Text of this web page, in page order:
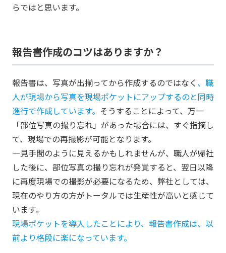
らではと思います。
報告書作成のコツはありますか？
報告書は、写真が出揃ってから作成するのではなく 、職
人が現場から写真を現場ポケットにアップするのと同時
進行で作成しています。 そうすることによって、万一
「部位写真の撮り忘れ」があった場合には、すぐ指摘し
て、現場での再撮影が可能となります。
一見手間のように見えるかもしれませんが、職人が帰社
した後に、部位写真の撮り忘れが発覚すると、翌日以降
に再度現場での撮影が必要になるため、弊社としては、
現在のやり方の方がトータルでは生産性が高いと感じて
います。
現場ポケットを導入したことにより、報告書作成は、以
前より格段に楽になっています。